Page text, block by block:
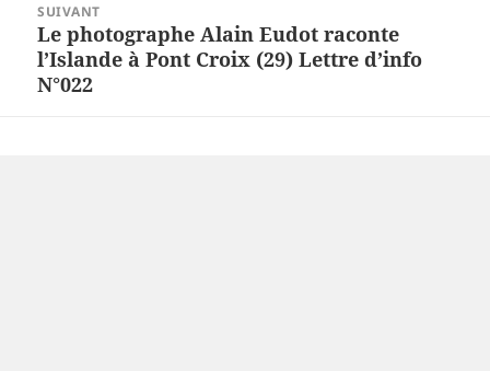
SUIVANT
Article
suivant :
Le photographe Alain Eudot raconte
l’Islande à Pont Croix (29) Lettre d’info
N°022